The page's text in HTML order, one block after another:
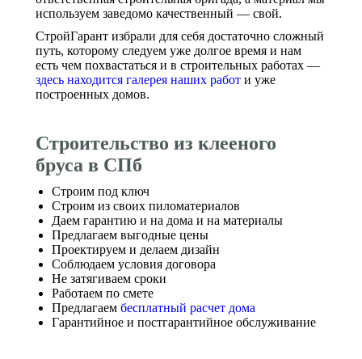
используем заведомо качественный — свой.
СтройГарант избрали для себя достаточно сложный
путь, которому следуем уже долгое время и нам
есть чем похвастаться и в строительных работах —
здесь находится галерея наших работ и уже
построенных домов.
Строительство из клееного
бруса в СПб
Строим под ключ
Строим из своих пиломатериалов
Даем гарантию и на дома и на материалы
Предлагаем выгодные цены
Проектируем и делаем дизайн
Соблюдаем условия договора
Не затягиваем сроки
Работаем по смете
Предлагаем бесплатный расчет дома
Гарантийное и постгарантийное обслуживание